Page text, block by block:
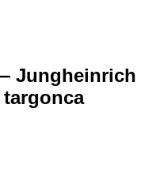
Jungheinrich
targonca